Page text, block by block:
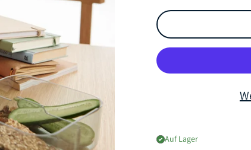
Auf Lager